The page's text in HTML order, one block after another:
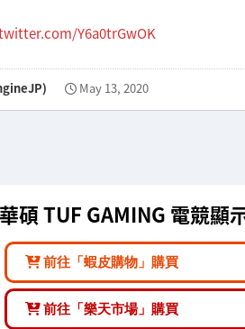
Y6a0trGwOK
May 13, 2020
華碩 TUF GAMING 電競顯
前往「蝦皮購物」購買
前往「樂天市場」購買